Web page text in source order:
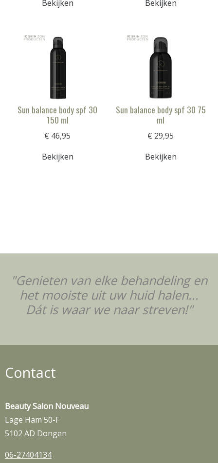
Bekijken
Bekijken
Sun balance body spf 30
150 ml
€ 46,95
Bekijken
Sun balance body spf 30 75
ml
€ 29,95
Bekijken
"Genieten van elke behandeling en
het mooiste uit uw huid halen...
Dát is waar we naar streven!"
Contact
Beauty Salon Nouveau
Lage Ham 50-F
5102 AD Dongen
06-27404134